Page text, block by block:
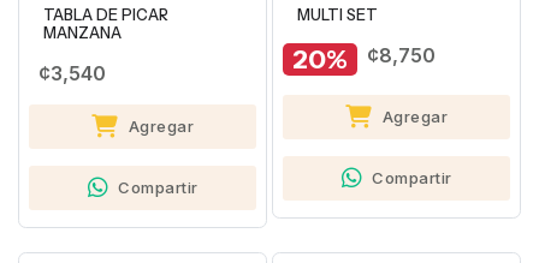
TABLA DE PICAR
MANZANA
¢3,540
Agregar
Compartir
MULTI SET
20% ¢8,750
Agregar
Compartir